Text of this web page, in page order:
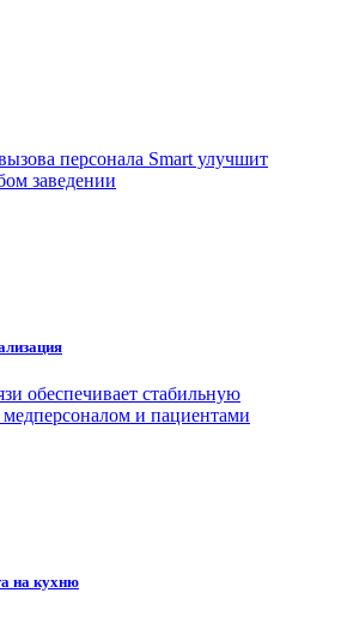
персонала Smart улучшит
заведении
обеспечивает стабильную
и пациентами
на кухню